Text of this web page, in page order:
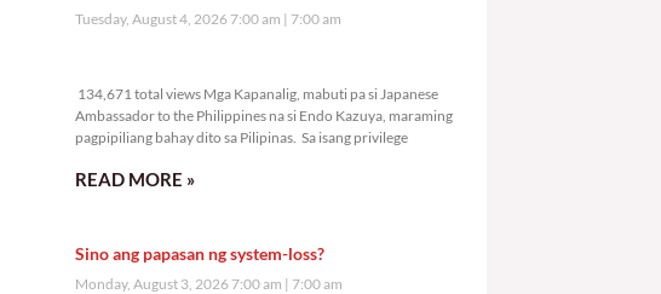
Tuesday, August 4, 2026 7:00 am 7:00 am
134,671 total views Mga Kapanalig, mabuti pa si Japanese
Ambassador to the Philippines na si Endo Kazuya, maraming
pagpipiliang bahay dito sa Pilipinas. Sa isang privilege
READ MORE »
Sino ang papasan ng system-loss?
Monday, August 3, 2026 7:00 am 7:00 am